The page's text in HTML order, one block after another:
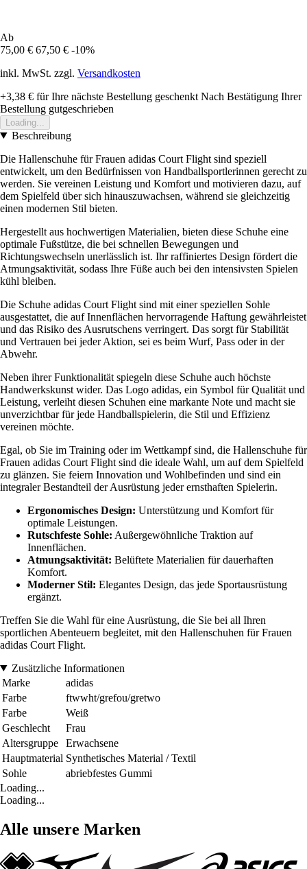
Ab
75,00 € 67,50 € -10%
inkl. MwSt. zzgl. Versandkosten
+3,38 € für Ihre nächste Bestellung geschenkt Nach Bestätigung Ihrer
Bestellung gutgeschrieben
Loading...
Beschreibung
Die Hallenschuhe für Frauen adidas Court Flight sind speziell
entwickelt, um den Bedürfnissen von Handballsportlerinnen gerecht zu
werden. Sie vereinen Leistung und Komfort und motivieren dazu, auf
dem Spielfeld über sich hinauszuwachsen, während sie gleichzeitig
einen modernen Stil bieten.
Hergestellt aus hochwertigen Materialien, bieten diese Schuhe eine
optimale Fußstütze, die bei schnellen Bewegungen und
Richtungswechseln unerlässlich ist. Ihr raffiniertes Design fördert die
Atmungsaktivität, sodass Ihre Füße auch bei den intensivsten Spielen
kühl bleiben.
Die Schuhe adidas Court Flight sind mit einer speziellen Sohle
ausgestattet, die auf Innenflächen hervorragende Haftung gewährleistet
und das Risiko des Ausrutschens verringert. Das sorgt für Stabilität
und Vertrauen bei jeder Aktion, sei es beim Wurf, Pass oder in der
Abwehr.
Neben ihrer Funktionalität spiegeln diese Schuhe auch höchste
Handwerkskunst wider. Das Logo adidas, ein Symbol für Qualität und
Leistung, verleiht diesen Schuhen eine markante Note und macht sie
unverzichtbar für jede Handballspielerin, die Stil und Effizienz
vereinen möchte.
Egal, ob Sie im Training oder im Wettkampf sind, die Hallenschuhe für
Frauen adidas Court Flight sind die ideale Wahl, um auf dem Spielfeld
zu glänzen. Sie feiern Innovation und Wohlbefinden und sind ein
integraler Bestandteil der Ausrüstung jeder ernsthaften Spielerin.
Ergonomisches Design: Unterstützung und Komfort für
optimale Leistungen.
Rutschfeste Sohle: Außergewöhnliche Traktion auf
Innenflächen.
Atmungsaktivität: Belüftete Materialien für dauerhaften
Komfort.
Moderner Stil: Elegantes Design, das jede Sportausrüstung
ergänzt.
Treffen Sie die Wahl für eine Ausrüstung, die Sie bei all Ihren
sportlichen Abenteuern begleitet, mit den Hallenschuhen für Frauen
adidas Court Flight.
Zusätzliche Informationen
Marke
adidas
Farbe
ftwwht/grefou/gretwo
Farbe
Weiß
Geschlecht
Frau
Altersgruppe
Erwachsene
Hauptmaterial Synthetisches Material / Textil
Sohle
abriebfestes Gummi
Loading...
Loading...
Alle unsere Marken